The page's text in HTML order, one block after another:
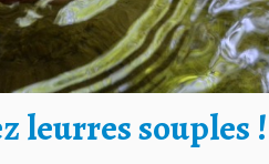
leurres souples !